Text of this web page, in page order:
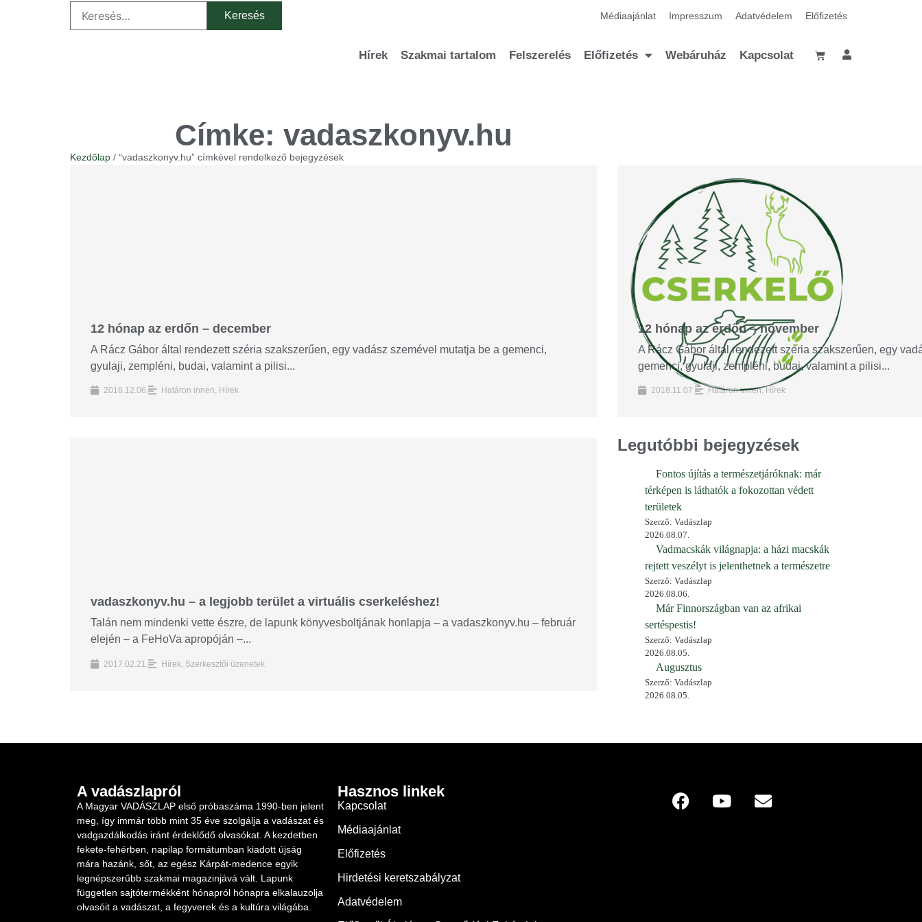
Médiaajánlat Impresszum Adatvédelem Előfizetés
Hírek Szakmai tartalom Felszerelés Előfizetés Webáruház Kapcsolat
Címke: vadaszkonyv.hu
Kezdőlap / “vadaszkonyv.hu” címkével rendelkező bejegyzések
12 hónap az erdőn – december
A Rácz Gábor által rendezett széria szakszerűen, egy vadász szemével mutatja be a gemenci,
gyulaji, zempléni, budai, valamint a pilisi...
2018.12.06. Határon innen, Hírek
12 hónap az erdőn – november
A Rácz Gábor által rendezett széria szakszerűen, egy
gemenci, gyulaji, zempléni, budai, valamint a pilisi...
2018.11.07. Határon innen,Hírek
vadaszkonyv.hu – a legjobb terület a virtuális cserkeléshez!
Talán nem mindenki vette észre, de lapunk könyvesboltjának honlapja – a vadaszkonyv.hu – február
elején – a FeHoVa apropóján –...
2017.02.21. Hírek Szerkesztői üzenetek
Legutóbbi bejegyzések
Fontos újítás a természetjáróknak: már
térképen is láthatók a fokozottan védett
területek
Szerző: Vadászlap
2026.08.07.
Vadmacskák világnapja: a házi macskák
rejtett veszélyt is jelenthetnek a természetre
Szerző: Vadászlap
2026.08.06.
Már Finnországban van az afrikai
sertéspestis!
Szerző: Vadászlap
2026.08.05.
Augusztus
Szerző: Vadászlap
2026.08.05.
A vadászlapról
A Magyar VADÁSZLAP első próbaszáma 1990-ben jelent
meg, így immár több mint 35 éve szolgálja a vadászat és
vadgazdálkodás iránt érdeklődő olvasókat. A kezdetben
fekete-fehérben, napilap formátumban kiadott újság
mára hazánk, sőt, az egész Kárpát-medence egyik
legnépszerűbb szakmai magazinjává vált. Lapunk
független sajtótermékként hónapról hónapra elkalauzolja
olvasóit a vadászat, a fegyverek és a kultúra világába.
Hasznos linkek
Kapcsolat
Médiaajánlat
Előfizetés
Hirdetési keretszabályzat
Adatvédelem